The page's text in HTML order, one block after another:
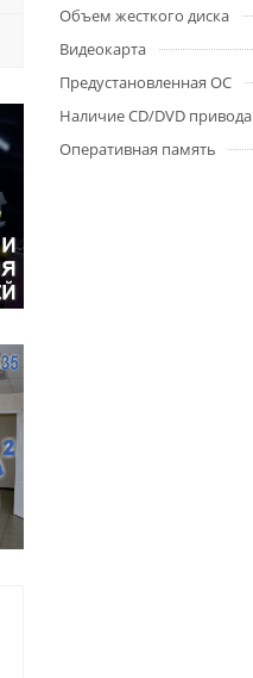
Объем жесткого диска
Видеокарта
Предустановленная ОС
Наличие CD/DVD привода
Оперативная память